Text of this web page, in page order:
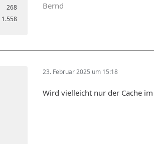
268
1.558
Bernd
23. Februar 2025 um 15:18
Wird vielleicht nur der Cache